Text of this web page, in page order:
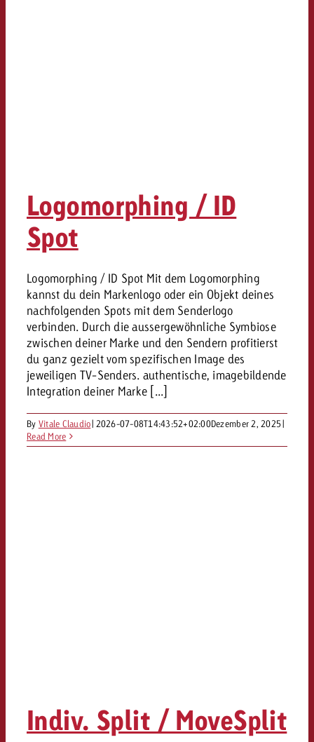
Logomorphing / ID
Spot
Logomorphing / ID Spot Mit dem Logomorphing
kannst du dein Markenlogo oder ein Objekt deines
nachfolgenden Spots mit dem Senderlogo
verbinden. Durch die aussergewöhnliche Symbiose
zwischen deiner Marke und den Sendern profitierst
du ganz gezielt vom spezifischen Image des
jeweiligen TV-Senders. authentische, imagebildende
Integration deiner Marke [...]
By Vitale Claudio| 2026-07-08T14:43:52+02:00Dezember 2, 2025|
Read More
Indiv. Split / MoveSplit